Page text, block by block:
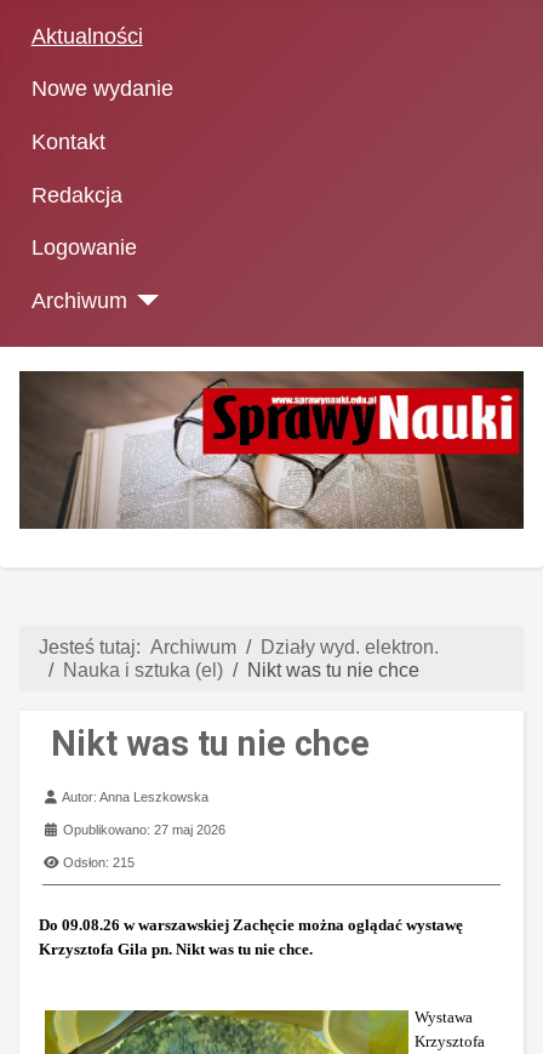
Aktualności
Nowe wydanie
Kontakt
Redakcja
Logowanie
Archiwum
Jesteś tutaj: Archiwum
Działy wyd. elektron.
Nauka i sztuka (el)
Nikt was tu nie chce
Nikt was tu nie chce
Szczegóły
Autor:Anna Leszkowska
Opublikowano: 27 maj 2026
Odsłon: 215
Do 09.08.26 w warszawskiej Zachęcie można oglądać wystawę
Krzysztofa Gila pn. Nikt was tu nie chce.
Wystawa
Krzysztofa